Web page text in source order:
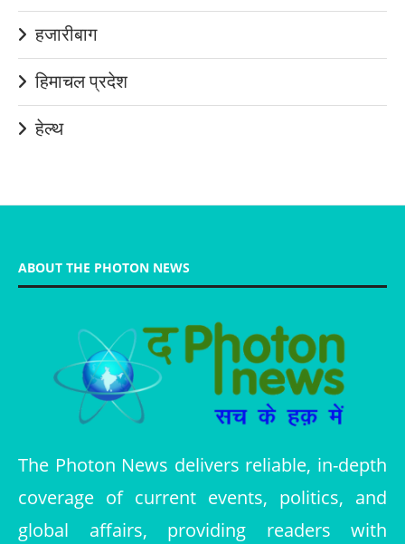
हजारीबाग
हिमाचल प्रदेश
हेल्थ
ABOUT THE PHOTON NEWS
The Photon News delivers reliable, in-depth
coverage of current events, politics, and
global affairs, providing readers with